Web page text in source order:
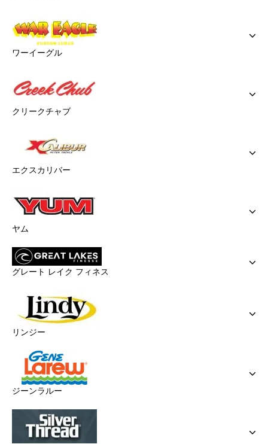
ワーイーグル
クリークチャブ
エクスカリバー
ヤム
グレート レイク フィネス
リンジー
ジーンラルー